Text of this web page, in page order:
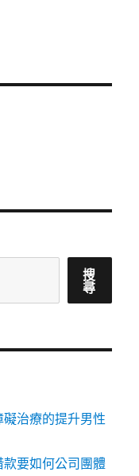
搜
尋
治療的提升男性
要如何公司團體